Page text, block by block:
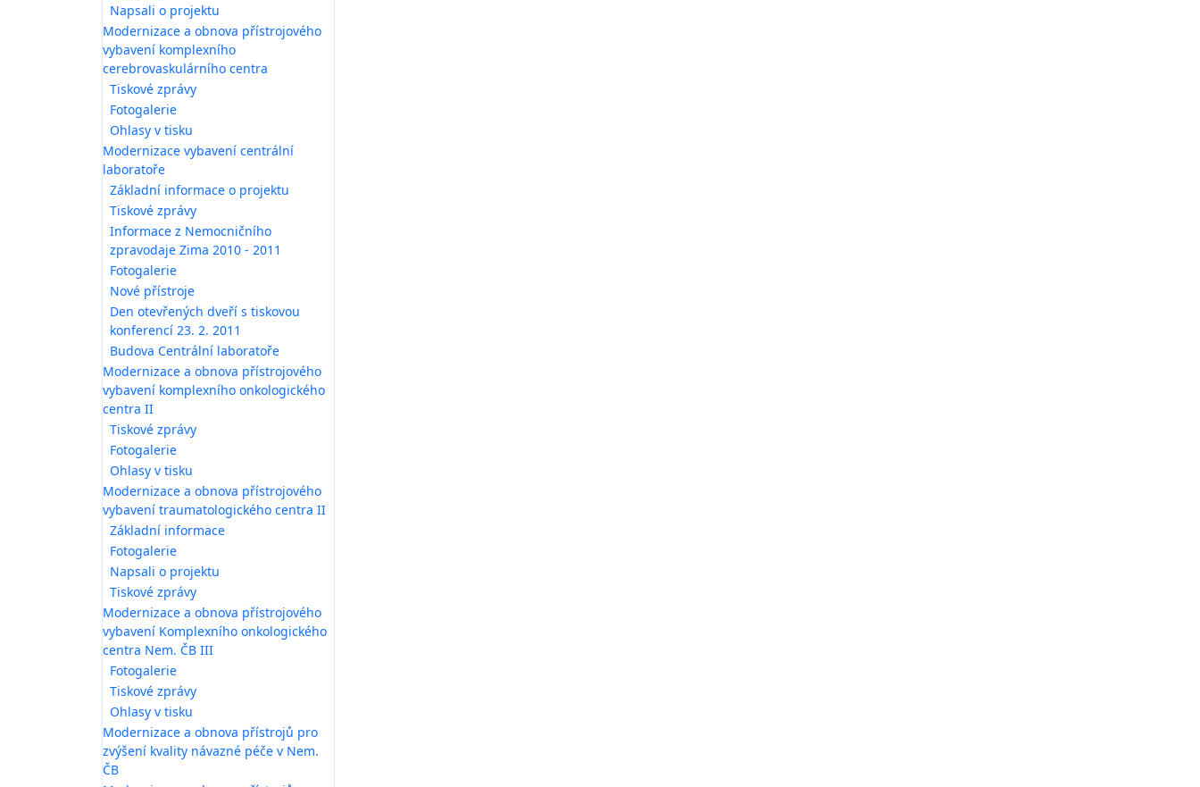
Napsali o projektu
Modernizace a obnova přístrojového
vybavení komplexního
cerebrovaskulárního centra
Tiskové zprávy
Fotogalerie
Ohlasy v tisku
Modernizace vybavení centrální
laboratoře
Základní informace o projektu
Tiskové zprávy
Informace z Nemocničního
zpravodaje Zima 2010 - 2011
Fotogalerie
Nové přístroje
Den otevřených dveří s tiskovou
konferencí 23. 2. 2011
Budova Centrální laboratoře
Modernizace a obnova přístrojového
vybavení komplexního onkologického
centra II
Tiskové zprávy
Fotogalerie
Ohlasy v tisku
Modernizace a obnova přístrojového
vybavení traumatologického centra II
Základní informace
Fotogalerie
Napsali o projektu
Tiskové zprávy
Modernizace a obnova přístrojového
vybavení Komplexního onkologického
centra Nem. ČB III
Fotogalerie
Tiskové zprávy
Ohlasy v tisku
Modernizace a obnova přístrojů pro
zvýšení kvality návazné péče v Nem.
ČB